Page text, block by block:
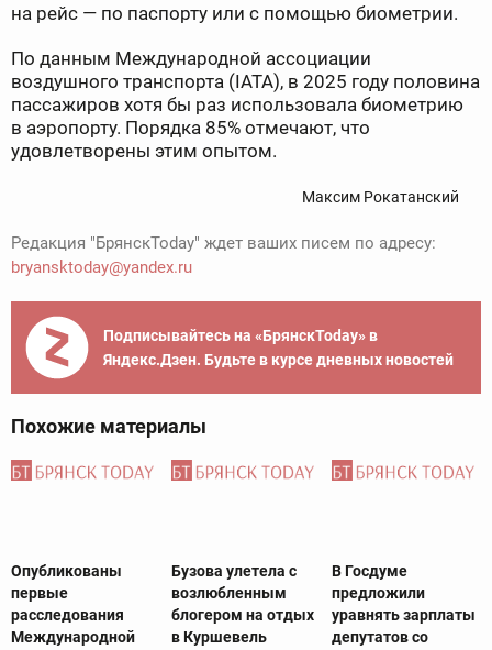
на рейс — по паспорту или с помощью биометрии.
По данным Международной ассоциации
воздушного транспорта (IATA), в 2025 году половина
пассажиров хотя бы раз использовала биометрию
в аэропорту. Порядка 85% отмечают, что
удовлетворены этим опытом.
Максим Рокатанский
Редакция "БрянскToday" ждет ваших писем по адресу:
bryansktoday@yandex.ru
Подписывайтесь на «БрянскToday» в
Яндекс.Дзен. Будьте в курсе дневных новостей
Похожие материалы
Опубликованы
первые
расследования
Международной
Бузова улетела с
возлюбленным
блогером на отдых
в Куршевель
В Госдуме
предложили
уравнять зарплаты
депутатов со